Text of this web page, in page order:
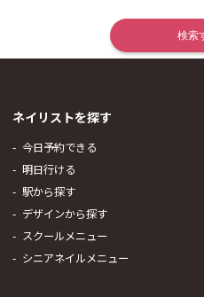
ネイリストを探す
今日予約できる
明日行ける
駅から探す
デザインから探す
スクールメニュー
シニアネイルメニュー